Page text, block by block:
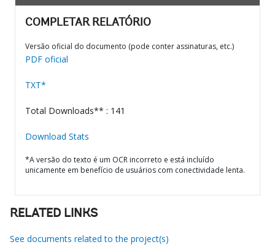
COMPLETAR RELATÓRIO
Versão oficial do documento (pode conter assinaturas, etc.)
PDF oficial
TXT*
Total Downloads** : 141
Download Stats
*A versão do texto é um OCR incorreto e está incluído
unicamente em benefício de usuários com conectividade lenta.
RELATED LINKS
See documents related to the project(s)